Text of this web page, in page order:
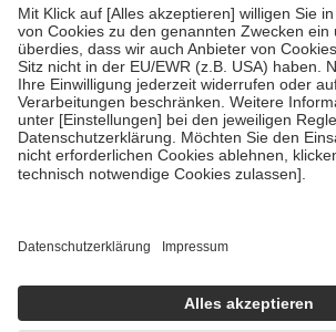
Verordnung.
Um das Engagement der Versicherten für ihre
stärken und die besondere Stellung der
fallenkeine Zuzahlungenan bei:
• Kindern und Jugendlichen bis zum
mit Ausnahme der Fahrkosten
• Untersuchungen zur Vorsorge und
GKV getragen werden
Einholung von Bewertungen. Trusted Shops
getroffen, um sicherzustellen, dass es sich um